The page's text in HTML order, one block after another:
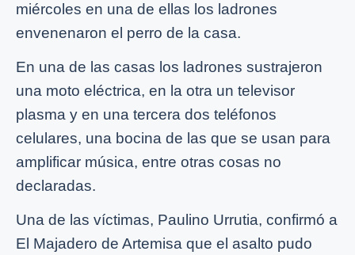
miércoles en una de ellas los ladrones
envenenaron el perro de la casa.
En una de las casas los ladrones sustrajeron
una moto eléctrica, en la otra un televisor
plasma y en una tercera dos teléfonos
celulares, una bocina de las que se usan para
amplificar música, entre otras cosas no
declaradas.
Una de las víctimas, Paulino Urrutia, confirmó a
El Majadero de Artemisa que el asalto pudo